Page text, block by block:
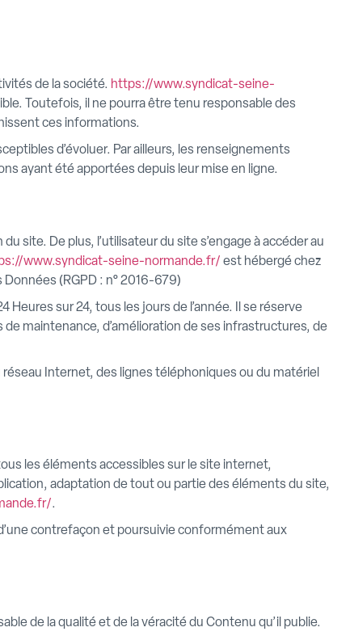
de la société. https://www.syndicat-seine-
Toutefois, il ne pourra être tenu responsable des
ces informations.
d’évoluer. Par ailleurs, les renseignements
ayant été apportées depuis leur mise en ligne.
site. De plus, l’utilisateur du site s’engage à accéder au
www.syndicat-seine-normande.fr/ est hébergé chez
(RGPD : n° 2016-679)
Heures sur 24, tous les jours de l’année. Il se réserve
maintenance, d’amélioration de ses infrastructures, de
Internet, des lignes téléphoniques ou du matériel
les éléments accessibles sur le site internet,
adaptation de tout ou partie des éléments du site,
.
contrefaçon et poursuivie conformément aux
de la qualité et de la véracité du Contenu qu’il publie.